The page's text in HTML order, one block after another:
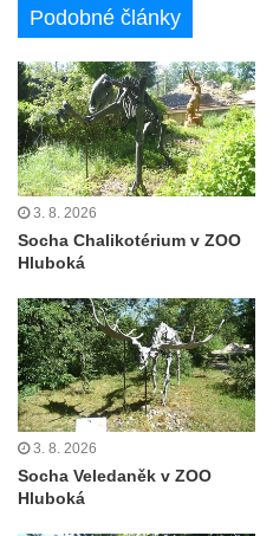
Podobné články
3. 8. 2026
Socha Chalikotérium v ZOO
Hluboká
3. 8. 2026
Socha Veledaněk v ZOO
Hluboká